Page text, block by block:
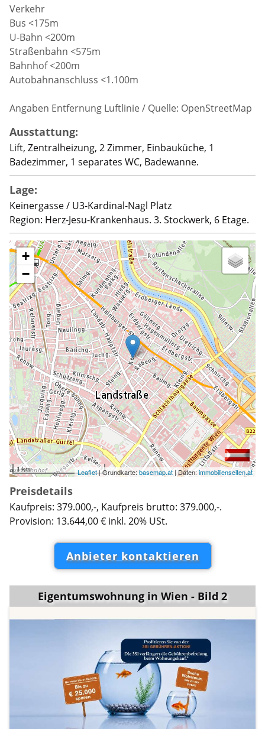
Verkehr
Bus <175m
U-Bahn <200m
Straßenbahn <575m
Bahnhof <200m
Autobahnanschluss <1.100m
Angaben Entfernung Luftlinie / Quelle: OpenStreetMap
Ausstattung:
Lift, Zentralheizung, 2 Zimmer, Einbauküche, 1
Badezimmer, 1 separates WC, Badewanne.
Lage:
Keinergasse / U3-Kardinal-Nagl Platz
Region: Herz-Jesu-Krankenhaus. 3. Stockwerk, 6 Etage.
+
−
1 km Leaflet| Grundkarte:basemap.at| Daten:immobilienseiten.at
Preisdetails
Kaufpreis: 379.000,-, Kaufpreis brutto: 379.000,-.
Provision: 13.644,00 € inkl. 20% USt.
Anbieter kontaktieren
Eigentumswohnung in Wien - Bild 2